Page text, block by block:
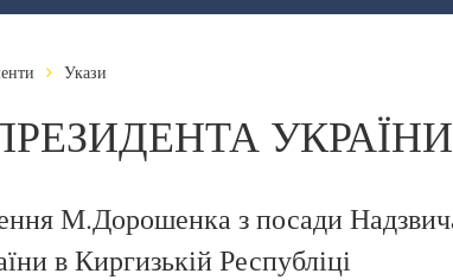
Укази
УКРАЇНИ
М.Дорошенка з посади
в Киргизькій Республіці